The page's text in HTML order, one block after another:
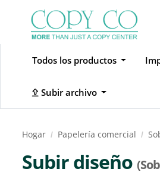
Todos los productos
Subir archivo
Subir archivo
Hogar Papelería comercial
Subir diseño